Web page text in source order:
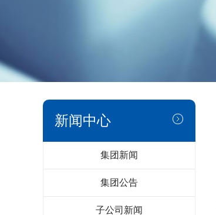
新闻中心
集团新闻
集团公告
子公司新闻